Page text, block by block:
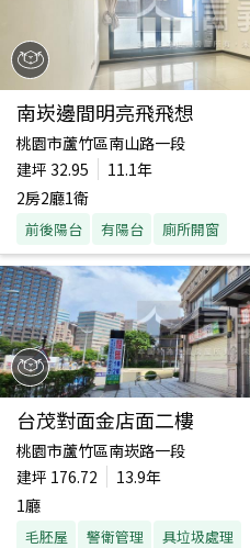
南崁邊間明亮飛飛想
桃園市蘆竹區南山路一段
建坪 32.95
11.1年
2房2廳1衛
前後陽台 有陽台 廁所開窗
台茂對面金店面二樓
桃園市蘆竹區南崁路一段
建坪 176.72
13.9年
1廳
毛胚屋 警衛管理 具垃圾處理